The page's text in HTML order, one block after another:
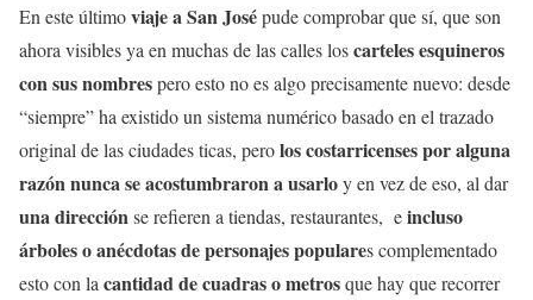
En este últimoviaje a San Josépude comprobar que sí, que son
ahora visibles ya en muchas de las calles loscarteles esquineros
con sus nombrespero esto no es algo precisamente nuevo: desde
“siempre” ha existido un sistema numérico basado en el trazado
original de las ciudades ticas, perolos costarricenses por alguna
razón nunca se acostumbraron a usarloy en vez de eso, al dar
una dirección se refieren a tiendas, restaurantes, eincluso
árboles o anécdotas de personajes populares complementado
esto con la cantidad de cuadras o metrosque hay que recorrer